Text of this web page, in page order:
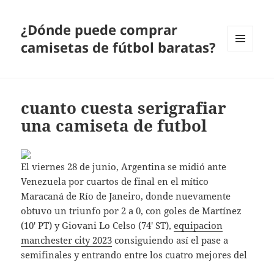
¿Dónde puede comprar
camisetas de fútbol baratas?
cuanto cuesta serigrafiar
una camiseta de futbol
El viernes 28 de junio, Argentina se midió ante
Venezuela por cuartos de final en el mítico
Maracaná de Río de Janeiro, donde nuevamente
obtuvo un triunfo por 2 a 0, con goles de Martínez
(10′ PT) y Giovani Lo Celso (74′ ST),equipacion
manchester city 2023 consiguiendo así el pase a
semifinales y entrando entre los cuatro mejores del